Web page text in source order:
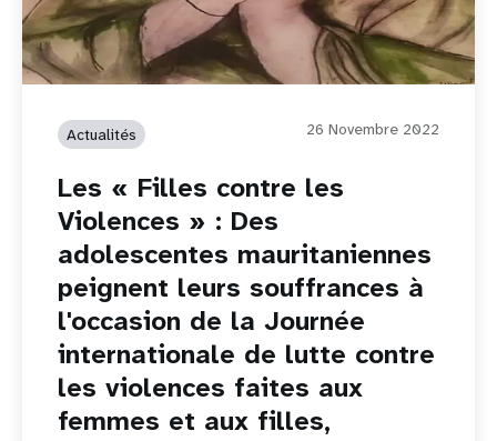
Actualités 26 Novembre 2022
Les « Filles contre les
Violences » : Des
adolescentes mauritaniennes
peignent leurs souffrances à
l'occasion de la Journée
internationale de lutte contre
les violences faites aux
femmes et aux filles,